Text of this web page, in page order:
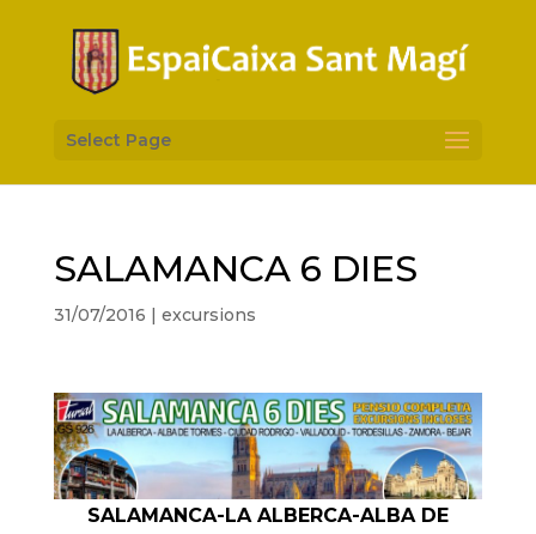
Select Page
SALAMANCA 6 DIES
31/07/2016 | excursions
SALAMANCA-LA ALBERCA-ALBA DE